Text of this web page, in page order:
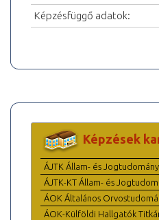
Képzésfüggő adatok:
Képzések
ÁJTK Állam- és
ÁJTK-KT Állam- és
ÁOK Általános
ÁOK-Külföldi Hallgatók